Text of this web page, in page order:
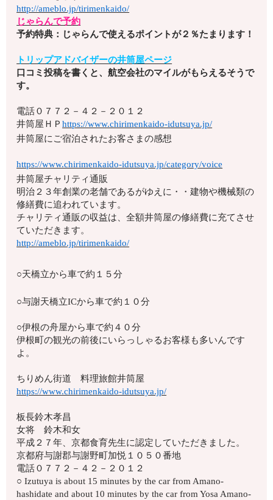
http://ameblo.jp/tirimenkaido/
じゃらんで予約
予約特典：じゃらんで使えるポイントが２％たまります！
トリップアドバイザーの井筒屋ページ
口コミ投稿を書くと、航空会社のマイルがもらえるそうで
す。
電話０７７２－４２－２０１２
井筒屋ＨＰhttps://www.chirimenkaido-idutsuya.jp/
井筒屋にご宿泊されたお客さまの感想
https://www.chirimenkaido-idutsuya.jp/category/voice
井筒屋チャリティ通販
明治２３年創業の老舗であるがゆえに・・建物や機械類の
修繕費に追われています。
チャリティ通販の収益は、全額井筒屋の修繕費に充てさせ
ていただきます。
http://ameblo.jp/tirimenkaido/
○天橋立から車で約１５分
○与謝天橋立ICから車で約１０分
○伊根の舟屋から車で約４０分
伊根町の観光の前後にいらっしゃるお客様も多いんです
よ。
ちりめん街道 料理旅館井筒屋
https://www.chirimenkaido-idutsuya.jp/
板長鈴木孝昌
女将 鈴木和女
平成２７年、京都食育先生に認定していただきました。
京都府与謝郡与謝野町加悦１０５０番地
電話０７７２－４２－２０１２
○ Izutuya is about 15 minutes by the car from Amano-
hashidate and about 10 minutes by the car from Yosa Amano-